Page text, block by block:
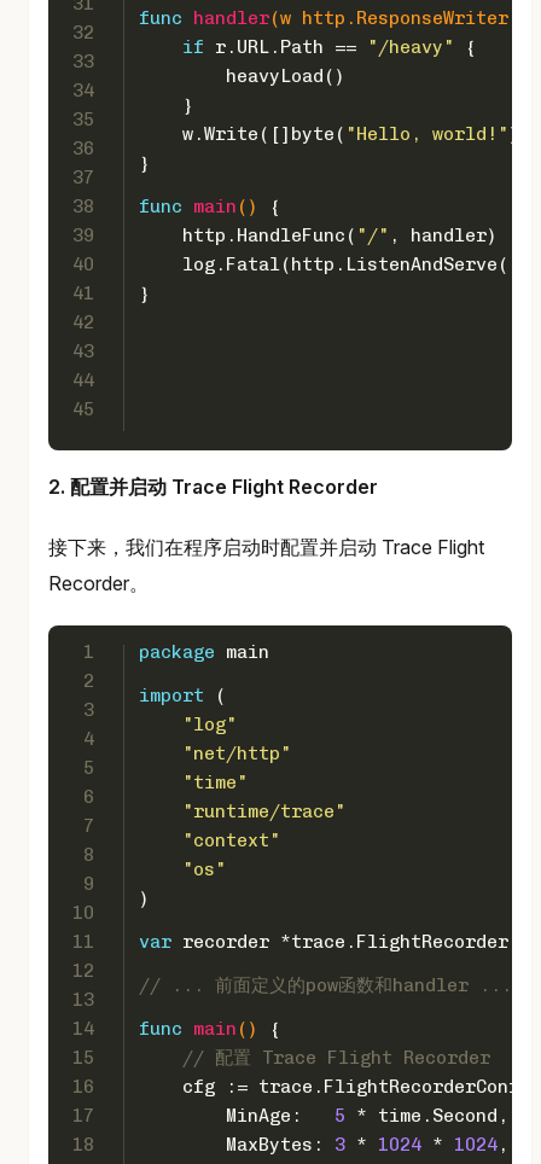
32
33
34
35
36
37
38
39
40
41
42
43
44
45
func handler(w http.ResponseWriter,
if r.URL.Path == "/heavy"
{
        heavyLoad()
    }
    w.Write([]
byte ( "Hello, world!" ))
}
func
main ()
{
    http.HandleFunc(
"/" , handler)
    log.Fatal(http.ListenAndServe(
}
2. 配置并启动 Trace Flight Recorder
接下来，我们在程序启动时配置并启动 Trace Flight
Recorder。
1
2
3
4
5
6
7
8
9
10
11
12
13
14
15
16
17
18
package main
import (
"log"
"net/http"
"time"
"runtime/trace"
"context"
"os"
)
var recorder *trace.FlightRecorder
// ... 前面定义的pow函数和handler ...
func
main ()
{
// 配置 Trace Flight Recorder
cfg :=
        MinAge:
5 * time.Second,
        MaxBytes:
3 * 1024 * 1024 ,